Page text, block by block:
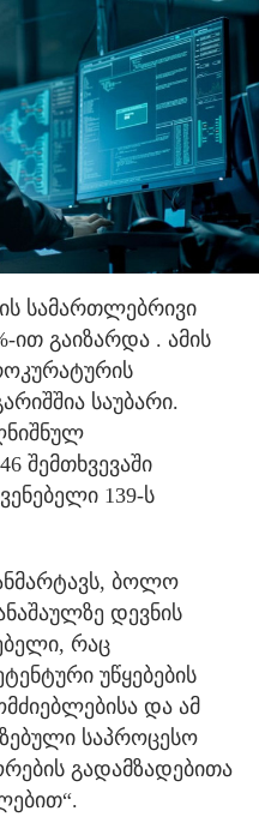
სამართლებრივი
ით გაიზარდა . ამის
საუბარი.
შემთხვევაში
139-ს
ბოლო
დევნის
რაც
უწყებების
და ამ
საპროცესო
გადამზადებითა